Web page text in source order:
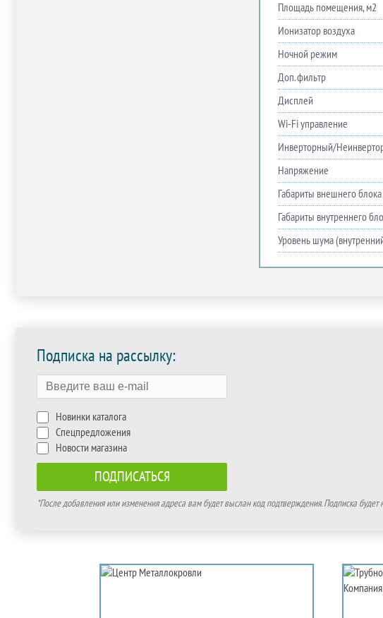
Площадь помещения, м2
Ионизатор воздуха
Ночной режим
Доп. фильтр
Дисплей
Wi-Fi управление
Инверторный/
Напряжение
Габариты внешнего
Габариты внутреннего
Уровень шума
Подписка на рассылку:
Новинки каталога
Спецпредложения
Новости магазина
*После добавления или изменения адреса вам будет выслан код подтверждения. Подписка